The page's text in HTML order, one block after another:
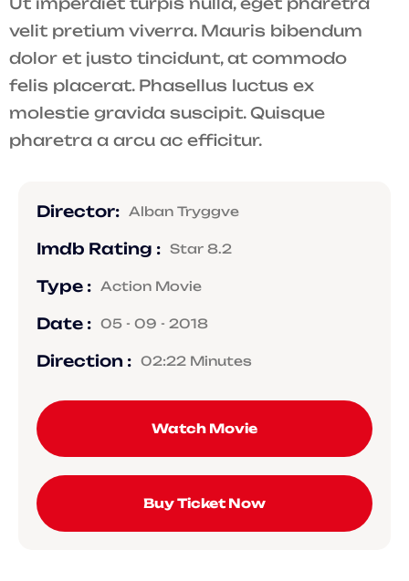
velit pretium viverra. Mauris bibendum
dolor et justo tincidunt, at commodo
felis placerat. Phasellus luctus ex
molestie gravida suscipit. Quisque
pharetra a arcu ac efficitur.
Director: Alban Tryggve
Imdb Rating : Star 8.2
Type : Action Movie
Date : 05 - 09 - 2018
Direction : 02:22 Minutes
Watch Movie
Buy Ticket Now